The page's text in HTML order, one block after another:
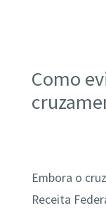
Como
Embora o
Receita